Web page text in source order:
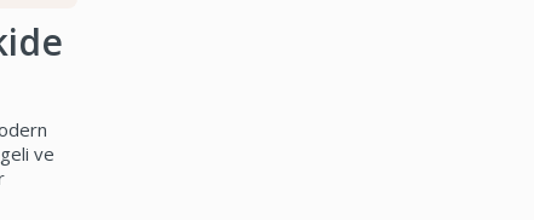
ve